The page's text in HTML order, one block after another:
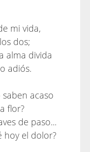
mi vida,
dos;
alma divida
adiós.
acaso
flor?
de paso...
hoy el dolor?